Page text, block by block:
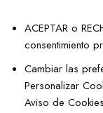
ACEPTAR o
consentimiento
Cambiar las
Personalizar
Aviso de